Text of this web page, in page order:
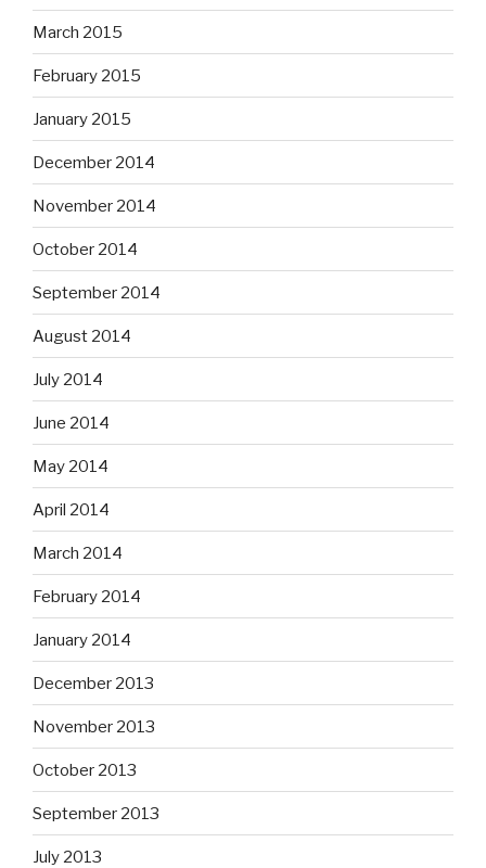
March 2015
February 2015
January 2015
December 2014
November 2014
October 2014
September 2014
August 2014
July 2014
June 2014
May 2014
April 2014
March 2014
February 2014
January 2014
December 2013
November 2013
October 2013
September 2013
July 2013